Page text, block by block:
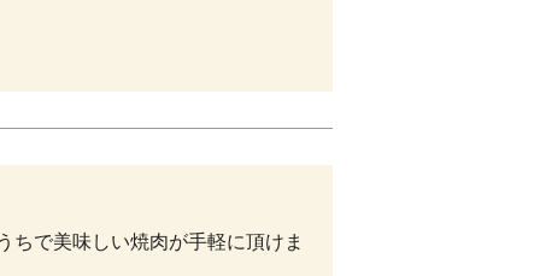
ちで美味しい焼肉が手軽に頂けま